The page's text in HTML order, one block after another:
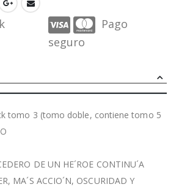
Pago
seguro
tomo 3 (tomo doble, contiene tomo 5
DE UN HE´ROE CONTINU´A
MA´S ACCIO´N, OSCURIDAD Y